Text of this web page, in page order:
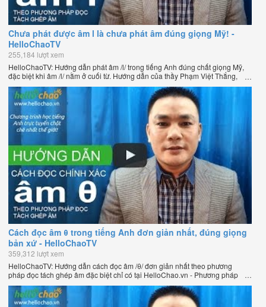
Chưa phát được âm l là chưa phát âm đúng giọng Mỹ! -
HelloChaoTV
255,184 lượt xem
HelloChaoTV: Hướng dẫn phát âm /l/ trong tiếng Anh đúng chất giọng Mỹ,
đặc biệt khi âm /l/ nằm ở cuối từ. Hướng dẫn của thầy Phạm Việt Thắng,
đồng sáng lập HelloChao.vn - Chương trình dạy tiếng Anh trực tuyến chặt
chẽ nhất thế giới.
Cách đọc âm θ trong tiếng Anh đơn giản nhất, đúng giọng
bản xứ - HelloChaoTV
359,312 lượt xem
HelloChaoTV: Hướng dẫn cách đọc âm /θ/ đơn giản nhất theo phương
pháp đọc tách ghép âm đặc biệt chỉ có tại HelloChao.vn - Phương pháp
luyện phát âm chuẩn giọng bản xứ dễ dàng và hiệu quả nhất lần đầu tiên
xuất hiện trên thế giới, của thầy Phạm Việt Thắng, đồng sáng lập trang
HelloChao.vn - Chương trình dạy tiếng Anh trực tuyến chặt chẽ nhất thế